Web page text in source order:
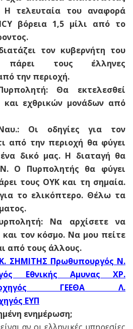
H τελευταία του αναφορά
βόρεια 1,5 μίλι από το
τον κυβερνήτη του
τους έλληνες
την περιοχή.
Θα εκτελεσθεί
εχθρικών μονάδων από
Οι οδηγίες για τον
από την περιοχή θα φύγει
δικό μας. H διαταγή θα
Ο Πυρπολητής θα φύγει
τους ΟΥΚ και τη σημαία.
το ελικόπτερο. Θέλω τα
Να αρχίσετε να
και τον κόσμο. Να μου πείτε
από τους άλλους.
ΣΗΜΙΤΗΣ Πρωθυπουργός N.
Εθνικής Αμυνας XP.
ΓΕΕΘΑ Λ.
ΕΥΠ
ενημέρωση;